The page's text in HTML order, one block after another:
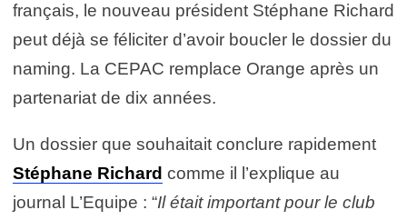
français, le nouveau président Stéphane Richard
peut déjà se féliciter d’avoir boucler le dossier du
naming. La CEPAC remplace Orange après un
partenariat de dix années.
Un dossier que souhaitait conclure rapidement
Stéphane Richard comme il l’explique au
journal L’Equipe : “Il était important pour le club